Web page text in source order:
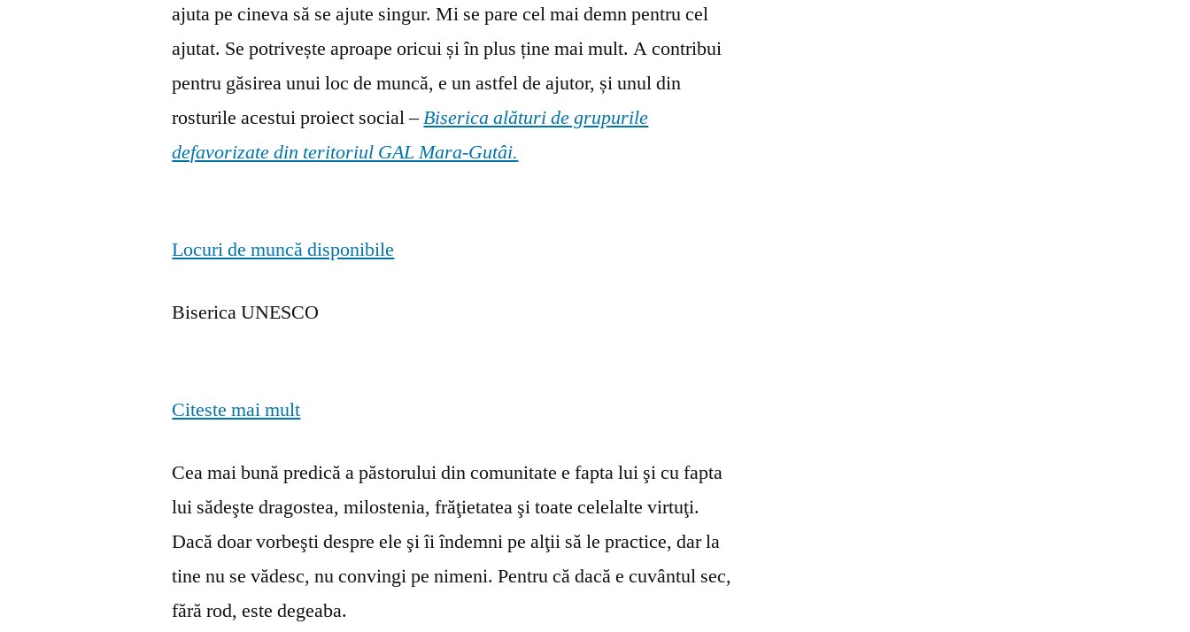
ajuta pe cineva să se ajute singur. Mi se pare cel mai demn pentru cel
ajutat. Se potrivește aproape oricui și în plus ține mai mult. A contribui
pentru găsirea unui loc de muncă, e un astfel de ajutor, și unul din
rosturile acestui proiect social –Biserica alături de grupurile
defavorizate din teritoriul GAL Mara-Gutâi.
Locuri de muncă disponibile
Biserica UNESCO
Citeste mai mult
Cea mai bună predică a păstorului din comunitate e fapta lui şi cu fapta
lui sădeşte dragostea, milostenia, frăţietatea şi toate celelalte virtuţi.
Dacă doar vorbeşti despre ele şi îi îndemni pe alţii să le practice, dar la
tine nu se vă­desc, nu convingi pe nimeni. Pentru că dacă e cuvântul sec,
fără rod, este degeaba.